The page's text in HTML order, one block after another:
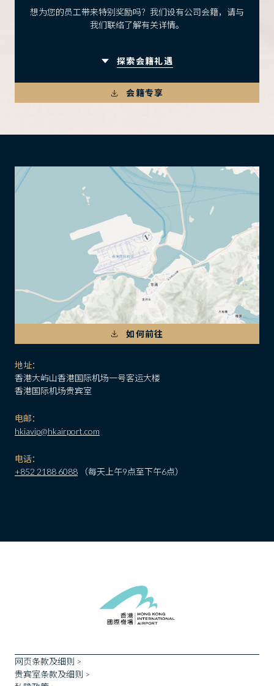
想为您的员工带来特别奖励吗？我们设有公司会籍，请与
我们联络了解有关详情。
探索会籍礼遇
会籍专享
如何前往
地址：
香港大屿山香港国际机场一号客运大楼
香港国际机场贵宾室
电邮：
hkiavip@hkairport.com
电话：
+852 2188 6088
（每天上午9点至下午6点）
网页条款及细则 >
贵宾室条款及细则 >